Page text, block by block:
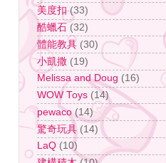
美度扣 (33)
酷蠟石 (32)
體能教具 (30)
小凱撒 (19)
Melissa and Doug (16)
WOW Toys (14)
pewaco (14)
驚奇玩具 (14)
LaQ (10)